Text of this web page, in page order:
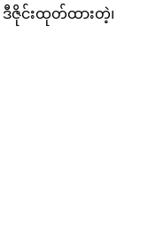
ဇိုင်းထုတ်ထားတဲ့၊